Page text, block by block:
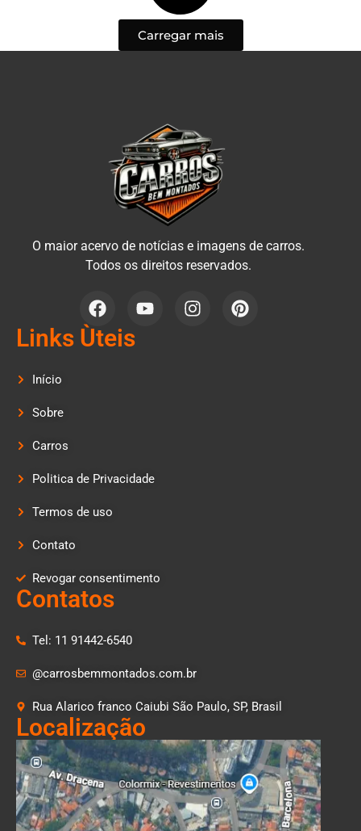
Carregar mais
O maior acervo de notícias e imagens de carros.
Todos os direitos reservados.
Links Ùteis
Início
Sobre
Carros
Politica de Privacidade
Termos de uso
Contato
Revogar consentimento
Contatos
Tel: 11 91442-6540
@carrosbemmontados.com.br
Rua Alarico franco Caiubi São Paulo, SP, Brasil
Localização